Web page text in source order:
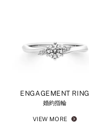
ENGAGEMENT RING
婚約指輪
VIEW MORE